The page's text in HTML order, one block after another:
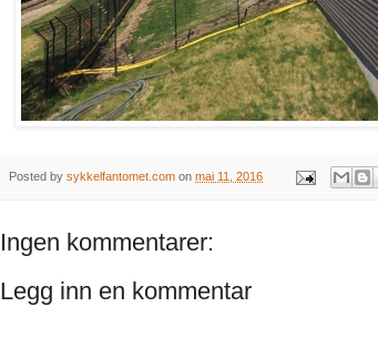
Posted by sykkelfantomet.com on mai 11, 2016
Ingen kommentarer:
Legg inn en kommentar